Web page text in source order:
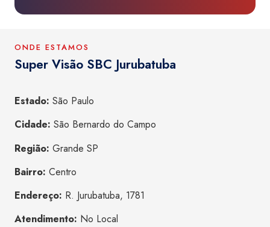
ONDE ESTAMOS
Super Visão SBC Jurubatuba
Estado: São Paulo
Cidade: São Bernardo do Campo
Região: Grande SP
Bairro: Centro
Endereço: R. Jurubatuba, 1781
Atendimento: No Local